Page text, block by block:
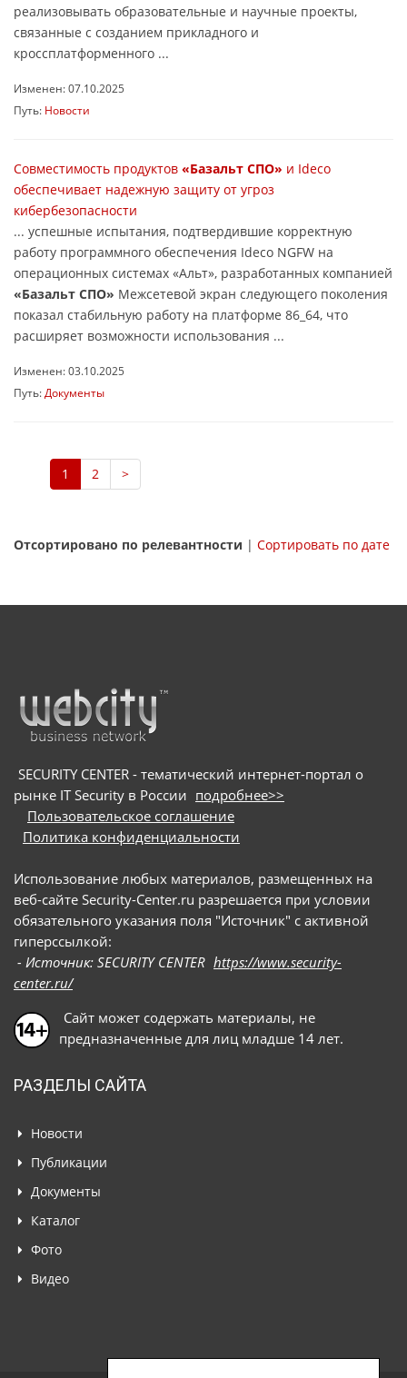
реализовывать образовательные и научные проекты,
связанные с созданием прикладного и
кроссплатформенного ...
Изменен: 07.10.2025
Путь: Новости
Совместимость продуктов «Базальт СПО» и Ideco
обеспечивает надежную защиту от угроз
кибербезопасности
... успешные испытания, подтвердившие корректную
работу программного обеспечения Ideco NGFW на
операционных системах «Альт», разработанных компанией
«Базальт СПО» Межсетевой экран следующего поколения
показал стабильную работу на платформе 86_64, что
расширяет возможности использования ...
Изменен: 03.10.2025
Путь: Документы
1 2 >
Отсортировано по релевантности | Сортировать по дате
SECURITY CENTER - тематический интернет-портал о
рынке IT Security в России подробнее>>
Пользовательское соглашение
Политика конфиденциальности
Использование любых материалов, размещенных на
веб-сайте Security-Center.ru разрешается при условии
обязательного указания поля "Источник" с активной
гиперссылкой:
- Источник: SECURITY CENTER https://www.security-
center.ru/
Сайт может содержать материалы, не
предназначенные для лиц младше 14 лет.
РАЗДЕЛЫ САЙТА
Новости
Публикации
Документы
Каталог
Фото
Видео